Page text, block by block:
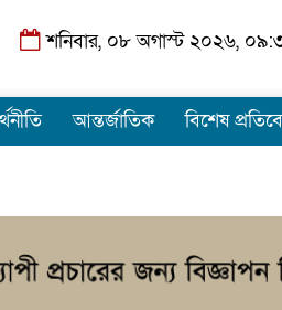
শনিবার, ০৮ অগাস্ট ২০২৬,
আন্তর্জাতিক বিশেষ